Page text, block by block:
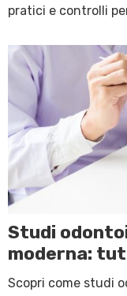
pratici e controlli
Studi
moderna:
Scopri come studi